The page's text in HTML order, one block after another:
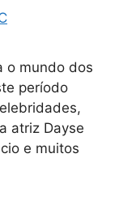
o mundo dos
período
atriz Dayse
e muitos